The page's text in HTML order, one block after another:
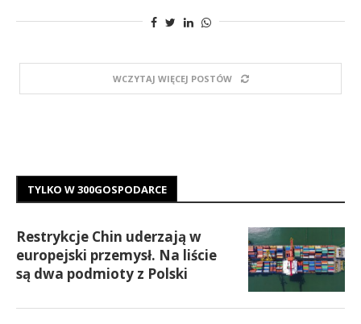
WCZYTAJ WIĘCEJ POSTÓW
TYLKO W 300GOSPODARCE
Restrykcje Chin uderzają w
europejski przemysł. Na liście
są dwa podmioty z Polski